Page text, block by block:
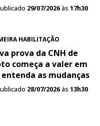
29/07/2026às 17h30
HABILITAÇÃO
prova da CNH de
começa a valer em
entenda as mudanças
28/07/2026às 13h30